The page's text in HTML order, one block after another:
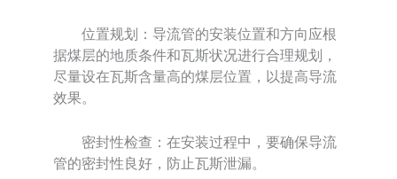
位置规划：导流管的安装位置和方向应根
据煤层的地质条件和瓦斯状况进行合理规划，
尽量设在瓦斯含量高的煤层位置，以提高导流
效果。
密封性检查：在安装过程中，要确保导流
管的密封性良好，防止瓦斯泄漏。